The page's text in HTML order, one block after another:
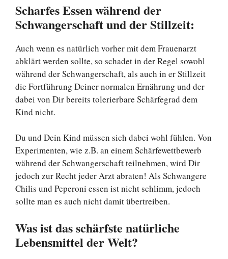
Scharfes Essen während der
Schwangerschaft und der Stillzeit:
Auch wenn es natürlich vorher mit dem Frauenarzt
abklärt werden sollte, so schadet in der Regel sowohl
während der Schwangerschaft, als auch in er Stillzeit
die Fortführung Deiner normalen Ernährung und der
dabei von Dir bereits tolerierbare Schärfegrad dem
Kind nicht.
Du und Dein Kind müssen sich dabei wohl fühlen. Von
Experimenten, wie z.B. an einem Schärfewettbewerb
während der Schwangerschaft teilnehmen, wird Dir
jedoch zur Recht jeder Arzt abraten! Als Schwangere
Chilis und Peperoni essen ist nicht schlimm, jedoch
sollte man es auch nicht damit übertreiben.
Was ist das schärfste natürliche
Lebensmittel der Welt?